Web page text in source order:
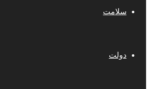
سلامت
دولت